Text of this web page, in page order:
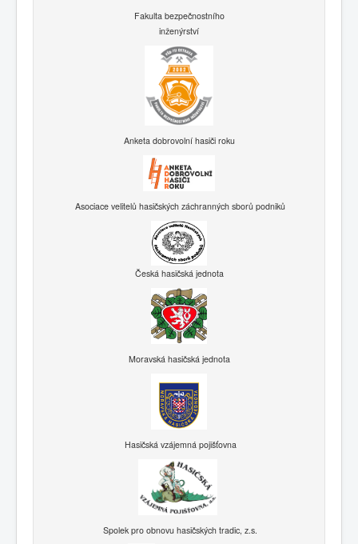
Fakulta bezpečnostního
inženýrství
Anketa dobrovolní hasiči roku
Asociace velitelů hasičských záchranných sborů podniků
Česká hasičská jednota
Moravská hasičská jednota
Hasičská vzájemná pojišťovna
Spolek pro obnovu hasičských tradic, z.s.